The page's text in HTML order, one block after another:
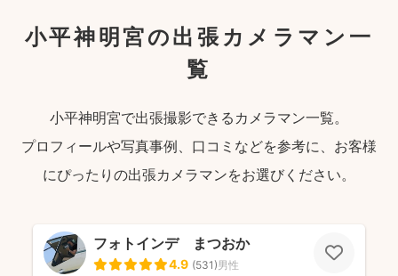
小平神明宮の出張カメラマン一
覧
小平神明宮で出張撮影できるカメラマン一覧。
プロフィールや写真事例、口コミなどを参考に、お客様
にぴったりの出張カメラマンをお選びください。
フォトインデ まつおか
4.9 (531)男性